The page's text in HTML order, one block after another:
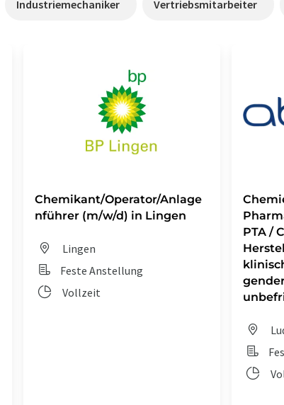
Industriemechaniker Vertriebsmitarbeiter
Chemikant/Operator/Anlage
nführer (m/w/d) in Lingen
Lingen
Feste Anstellung
Vollzeit
PTA /